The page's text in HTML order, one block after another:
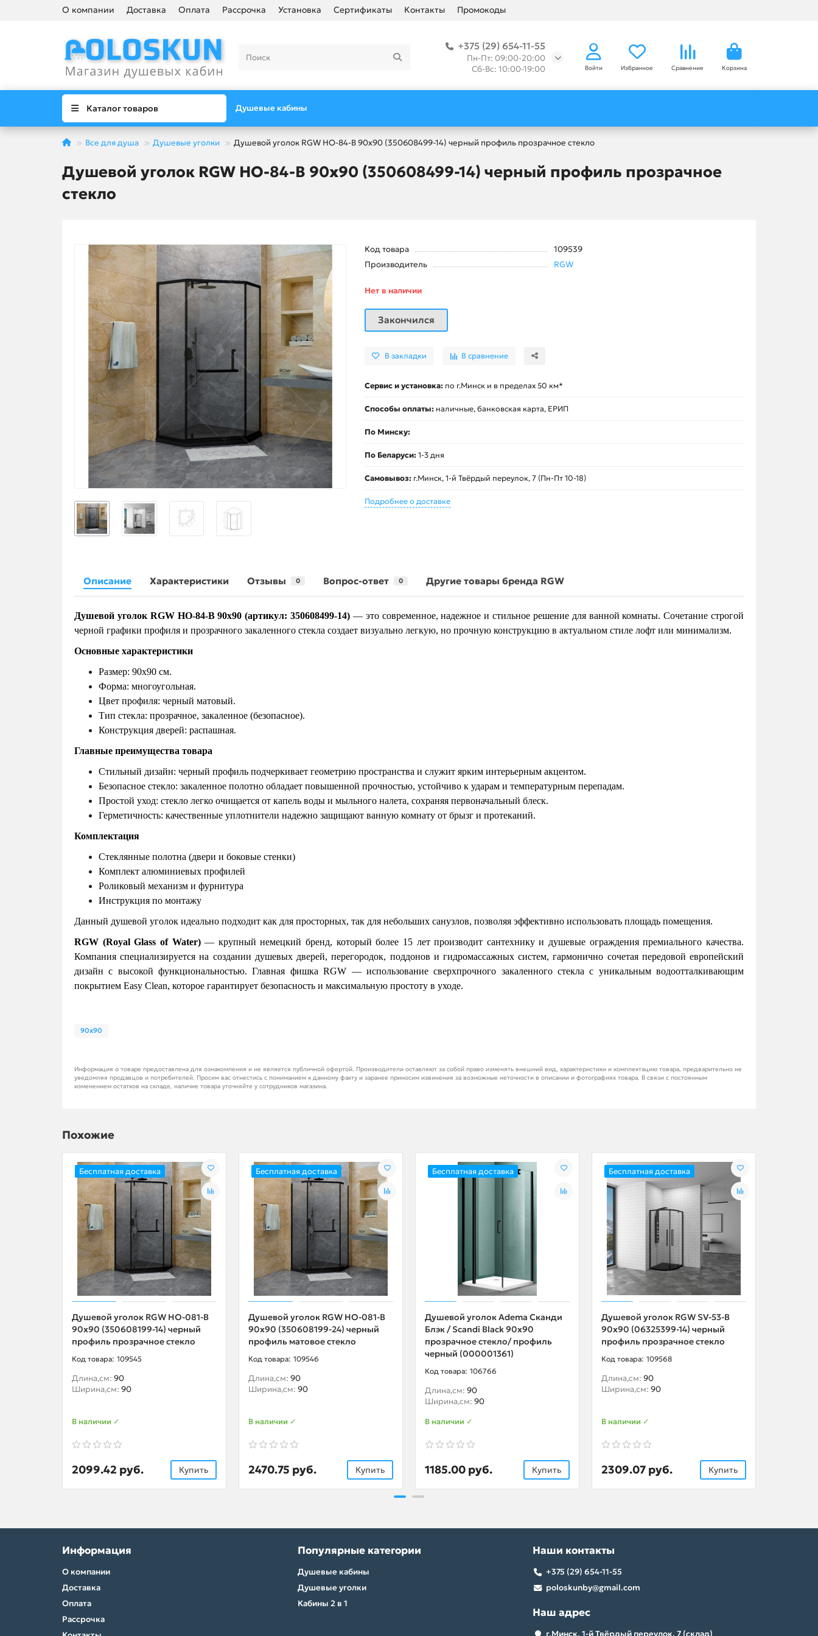
О компании Доставка Оплата Рассрочка Установка Сертификаты Контакты Промокоды
+375 (29) 654-11-55
Пн-Пт: 09:00-20:00
Сб-Вс: 10:00-19:00
Войти Избранное Сравнение Корзина
Каталог товаров Душевые кабины
Все для душа Душевые уголки Душевой уголок RGW HO-84-B 90х90 (350608499-14) черный профиль прозрачное стекло
Душевой уголок RGW HO-84-B 90х90 (350608499-14) черный профиль прозрачное
стекло
Код товара
109539
Производитель
RGW
Нет в наличии
Закончился
В закладки В сравнение
Сервис и установка: по г.Минск и в пределах 50 км*
Способы оплаты: наличные, банковская карта, ЕРИП
По Минску:
По Беларуси: 1-3 дня
Самовывоз: г.Минск, 1-й Твёрдый переулок, 7 (Пн-Пт 10-18)
Подробнее о доставке
Описание Характеристики Отзывы 0 Вопрос-ответ 0 Другие товары бренда RGW
Душевой уголок RGW HO-84-B 90х90 (артикул: 350608499-14) — это современное, надежное и стильное решение для ванной комнаты. Сочетание строгой
черной графики профиля и прозрачного закаленного стекла создает визуально легкую, но прочную конструкцию в актуальном стиле лофт или минимализм.
Основные характеристики
Размер: 90х90 см.
Форма: многоугольная.
Цвет профиля: черный матовый.
Тип стекла: прозрачное, закаленное (безопасное).
Конструкция дверей: распашная.
Главные преимущества товара
Стильный дизайн: черный профиль подчеркивает геометрию пространства и служит ярким интерьерным акцентом.
Безопасное стекло: закаленное полотно обладает повышенной прочностью, устойчиво к ударам и температурным перепадам.
Простой уход: стекло легко очищается от капель воды и мыльного налета, сохраняя первоначальный блеск.
Герметичность: качественные уплотнители надежно защищают ванную комнату от брызг и протеканий.
Комплектация
Стеклянные полотна (двери и боковые стенки)
Комплект алюминиевых профилей
Роликовый механизм и фурнитура
Инструкция по монтажу
Данный душевой уголок идеально подходит как для просторных, так для небольших санузлов, позволяя эффективно использовать площадь помещения.
RGW (Royal Glass of Water)— крупный немецкий бренд, который более 15 лет производит сантехнику и душевые ограждения премиального качества.
Компания специализируется на создании душевых дверей, перегородок, поддонов и гидромассажных систем, гармонично сочетая передовой европейский
дизайн с высокой функциональностью. Главная фишка RGW — использование сверхпрочного закаленного стекла с уникальным водоотталкивающим
покрытием Easy Clean, которое гарантирует безопасность и максимальную простоту в уходе.
90x90
Информация о товаре предоставлена для ознакомления и не является публичной офертой. Производители оставляют за собой право изменять внешний вид, характеристики и комплектацию товара, предварительно не
уведомляя продавцов и потребителей. Просим вас отнестись с пониманием к данному факту и заранее приносим извинения за возможные неточности в описании и фотографиях товара. В связи с постоянным
изменением остатков на складе, наличие товара уточняйте у сотрудников магазина.
Похожие
Бесплатная доставка
Душевой уголок RGW HO-081-B
90х90 (350608199-14) черный
профиль прозрачное стекло
109545
Длина,см: 90
Ширина,см: 90
В наличии ✓
2099.42 руб. Купить
Бесплатная доставка
Душевой уголок RGW HO-081-B
90х90 (350608199-24) черный
профиль матовое стекло
109546
Длина,см: 90
Ширина,см: 90
В наличии ✓
2470.75 руб. Купить
Бесплатная доставка
Душевой уголок Adema Сканди
Блэк / Scandi Black 90x90
прозрачное стекло/ профиль
черный (000001361)
106766
Длина,см: 90
Ширина,см: 90
В наличии ✓
1185.00 руб. Купить
Бесплатная доставка
Душевой уголок RGW SV-53-В
90х90 (06325399-14) черный
профиль прозрачное стекло
109568
Длина,см: 90
Ширина,см: 90
В наличии ✓
2309.07 руб. Купить
Информация
О компании
Доставка
Оплата
Рассрочка
Популярные категории
Душевые кабины
Душевые уголки
Кабины 2 в 1
Наши контакты
+375 (29) 654-11-55
poloskunby@gmail.com
Наш адрес
г.Минск, 1-й Твёрдый переулок, 7 (склад)